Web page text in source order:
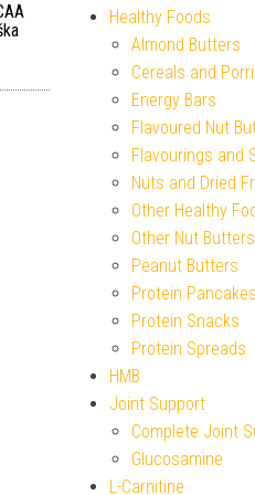
cena byla: 526 Kč.
cena je: 488 Kč.
Healthy Foods
Almond Butters
Cereals and
Energy Bars
Flavoured Nut
Flavourings and
Nuts and Dried
Other Healthy
Other Nut Butters
Peanut Butters
Protein Pancakes
Protein Snacks
Protein Spreads
HMB
Joint Support
Complete Joint
Glucosamine
L-Carnitine